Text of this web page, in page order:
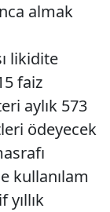
almak
likidite
faiz
aylık 573
ödeyecek
kullanılam